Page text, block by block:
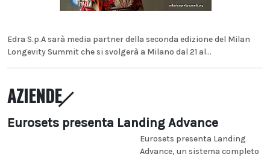
Edra S.p.A sarà media partner della seconda edizione del Milan
Longevity Summit che si svolgerà a Milano dal 21 al...
AZIENDE
Eurosets presenta Landing Advance
Eurosets presenta Landing
Advance, un sistema completo